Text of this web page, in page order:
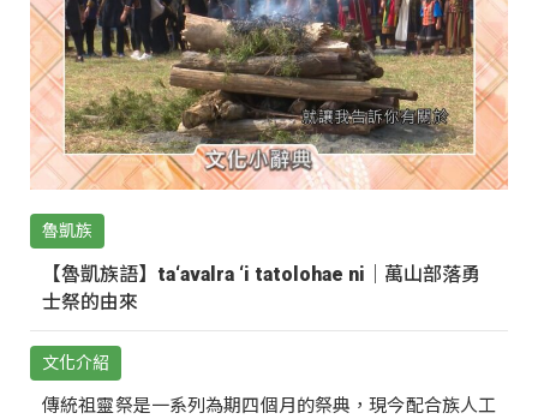
魯凱族
【魯凱族語】ta‘avalra ‘i tatolohae ni｜萬山部落勇
士祭的由來
文化介紹
傳統祖靈祭是一系列為期四個月的祭典，現今配合族人工